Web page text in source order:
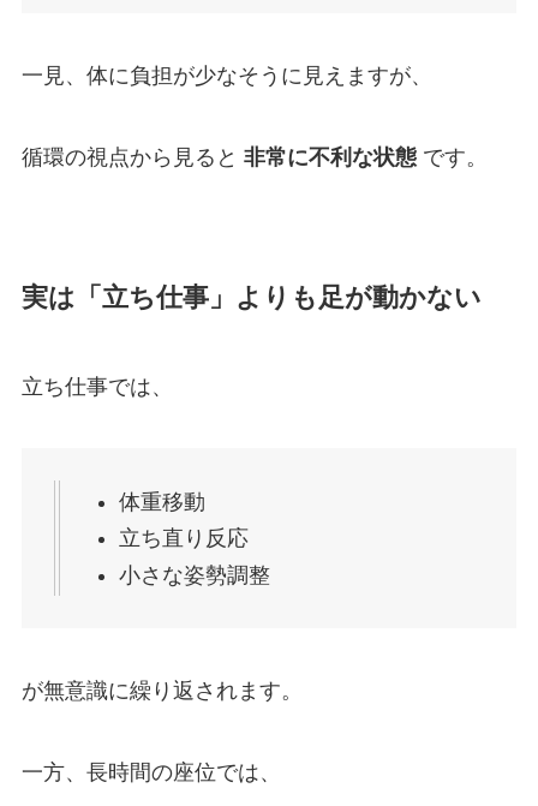
一見、体に負担が少なそうに見えますが、
循環の視点から見ると 非常に不利な状態です。
実は「立ち仕事」よりも足が動かない
立ち仕事では、
体重移動
立ち直り反応
小さな姿勢調整
が無意識に繰り返されます。
一方、長時間の座位では、